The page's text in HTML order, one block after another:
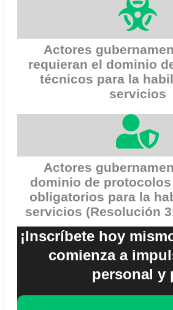
Actores
requieran el dominio
técnicos para la
servicios
Actores
dominio de
obligatorios para la
servicios (Resolución
¡Inscríbete hoy
comienza a
personal y